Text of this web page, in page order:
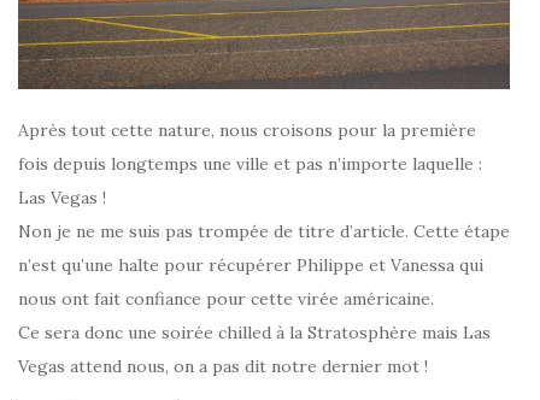
Après tout cette nature, nous croisons pour la première
fois depuis longtemps une ville et pas n’importe laquelle :
Las Vegas !
Non je ne me suis pas trompée de titre d’article. Cette étape
n’est qu’une halte pour récupérer Philippe et Vanessa qui
nous ont fait confiance pour cette virée américaine.
Ce sera donc une soirée chilled à la Stratosphère mais Las
Vegas attend nous, on a pas dit notre dernier mot !